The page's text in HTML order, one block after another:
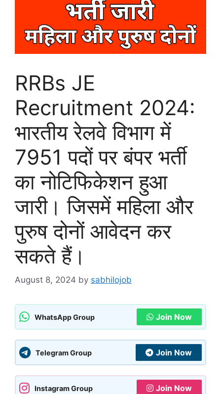
RRBs JE
Recruitment 2024:
भारतीय रेलवे विभाग में
7951 पदों पर बंपर भर्ती
का नोटिफिकेशन हुआ
जारी। जिसमें महिला और
पुरुष दोनों आवेदन कर
सकते हैं।
August 8, 2024 by sabhilojob
WhatsApp Group Join Now
Telegram Group Join Now
Instagram Group Join Now